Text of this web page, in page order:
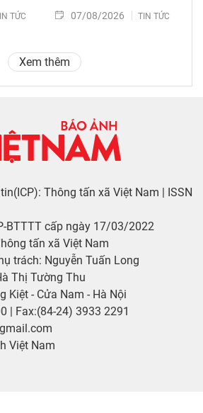
TỨC 07/08/2026 TIN TỨC
Xem thêm
Thông tấn xã Việt Nam | ISSN
BTTTT cấp ngày 17/03/2022
tấn xã Việt Nam
trách: Nguyễn Tuấn Long
Thị Tường Thu
Kiệt - Cửa Nam - Hà Nội
| Fax:(84-24) 3933 2291
Việt Nam